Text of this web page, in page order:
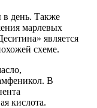
в день. Также
марлевых
является
схеме.
В
кислота.